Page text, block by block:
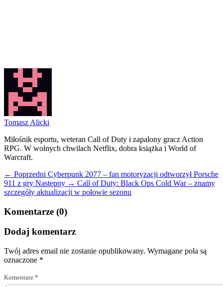
Tomasz Alicki
Miłośnik esportu, weteran Call of Duty i zapalony gracz Action
RPG. W wolnych chwilach Netflix, dobra książka i World of
Warcraft.
← Poprzedni Cyberpunk 2077 – fan motoryzacji odtworzył Porsche
911 z gry Następny → Call of Duty: Black Ops Cold War – znamy
szczegóły aktualizacji w połowie sezonu
Komentarze (0)
Dodaj komentarz
Twój adres email nie zostanie opublikowany. Wymagane pola są
oznaczone *
Komentarz *